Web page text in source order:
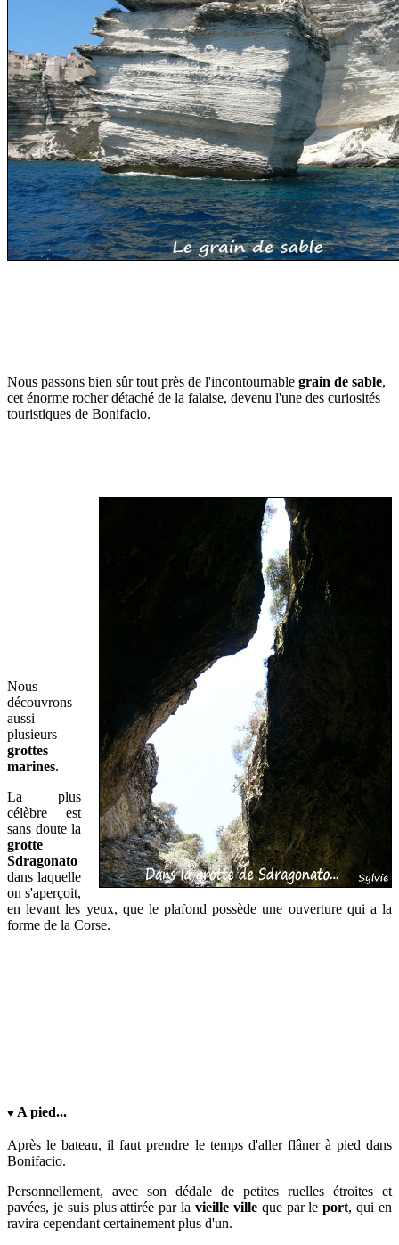
Nous passons bien sûr tout près de l'incontournable grain de sable,
cet énorme rocher détaché de la falaise, devenu l'une des curiosités
touristiques de Bonifacio.
Nous
découvrons
aussi
plusieurs
grottes
marines.
La plus
célèbre est
sans doute la
grotte
Sdragonato
dans laquelle
on s'aperçoit,
en levant les yeux, que le plafond possède une ouverture qui a la
forme de la Corse.
♥ A pied...
Après le bateau, il faut prendre le temps d'aller flâner à pied dans
Bonifacio.
Personnellement, avec son dédale de petites ruelles étroites et
pavées, je suis plus attirée par la vieille villeque par leport, qui en
ravira cependant certainement plus d'un.